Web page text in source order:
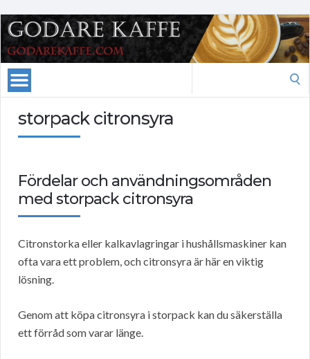
storpack citronsyra
Fördelar och användningsområden
med storpack citronsyra
Citronstorka eller kalkavlagringar i hushållsmaskiner kan
ofta vara ett problem, och citronsyra är här en viktig
lösning.
Genom att köpa citronsyra i storpack kan du säkerställa
ett förråd som varar länge.